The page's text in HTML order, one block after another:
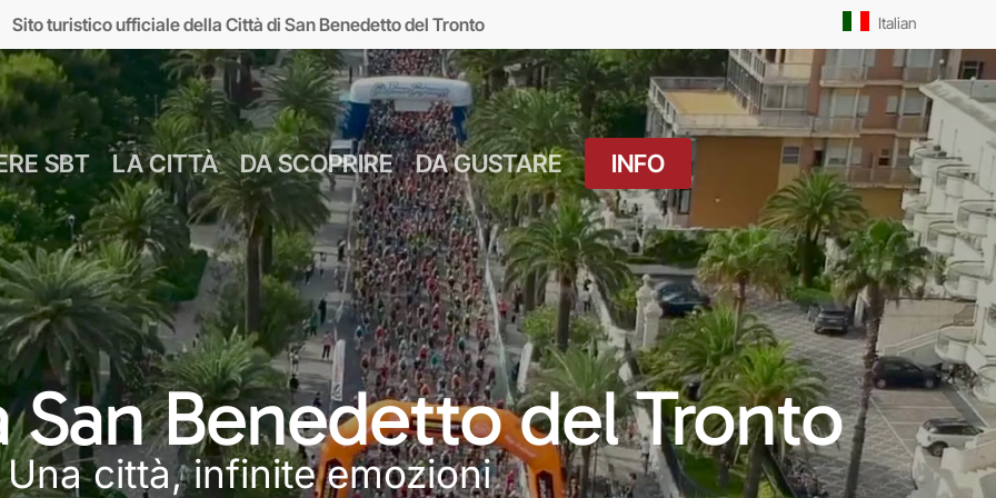
Sito turistico ufficiale della Città di San Benedetto del Tronto Italian
Luglio
Culture
Food & Drink
Market
SBT LA CITTÀ DA SCOPRIRE
MUSEI
d’Arte sul Mare
MARE
Lungomare
Giardini sul mare
OUTDOOR
Il Molo
Pista Ciclabile
DA GUSTARE INFO
Numeri Utili
Farmacie
Parcheggi
Bus Navetta Gratuito
Come Spostarsi
Come Arrivare
Orari Messe: Feriale
Orari Messe:
Prefestivo
Orari Messe: Festivo
San Benedetto del Tronto
Una città, infinite emozioni